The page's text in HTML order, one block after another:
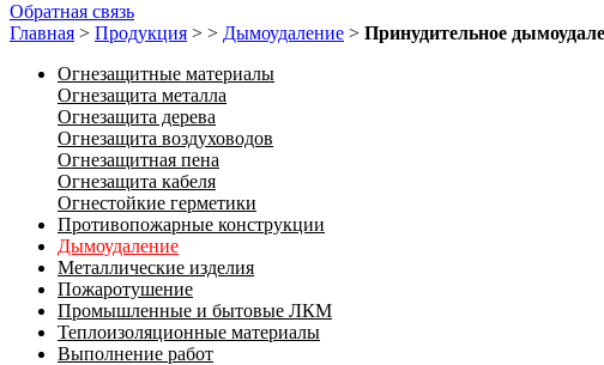
Обратная связь
Главная > Продукция > > Дымоудаление > Принудительное
Огнезащитные материалы
Огнезащита металла
Огнезащита дерева
Огнезащита воздуховодов
Огнезащитная пена
Огнезащита кабеля
Огнестойкие герметики
Противопожарные конструкции
Дымоудаление
Металлические изделия
Пожаротушение
Промышленные и бытовые ЛКМ
Теплоизоляционные материалы
Выполнение работ